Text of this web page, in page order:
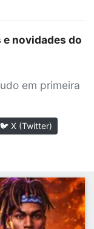
novidades do
em primeira
🐦 X (Twitter)